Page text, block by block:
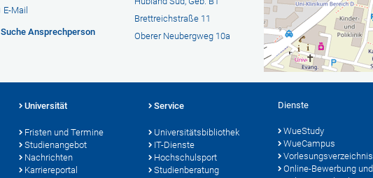
E-Mail
Suche Ansprechperson
Brettreichstraße 11
Oberer Neubergweg 10a
Universität
Fristen und Termine
Studienangebot
Nachrichten
Karriereportal
Service
Universitätsbibliothek
IT-Dienste
Hochschulsport
Studienberatung
Dienste
WueStudy
WueCampus
Vorlesungsverzeichnis
Online-Bewerbung und